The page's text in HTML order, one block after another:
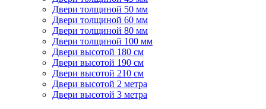
Двери толщиной 50 мм
Двери толщиной 60 мм
Двери толщиной 80 мм
Двери толщиной 100 мм
Двери высотой 180 см
Двери высотой 190 см
Двери высотой 210 см
Двери высотой 2 метра
Двери высотой 3 метра